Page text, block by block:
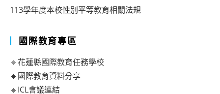
113學年度本校性別平等教育相關法規
國際教育專區
🔹花蓮縣國際教育任務學校
🔹國際教育資料分享
🔹ICL會議連結